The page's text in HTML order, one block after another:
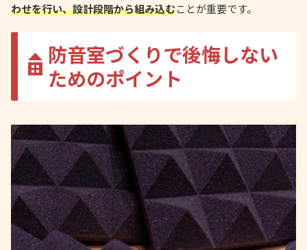
わせを行い、設計段階から組み込むことが重要です。
防音室づくりで後悔しない
ためのポイント